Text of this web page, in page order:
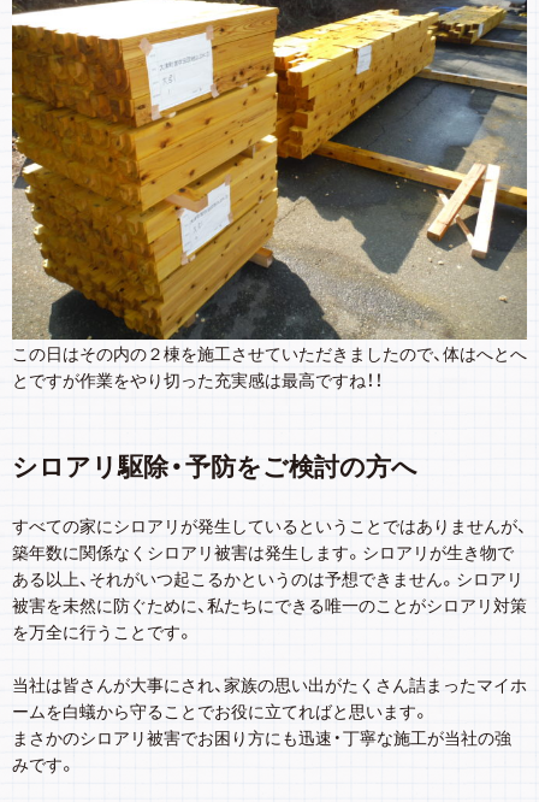
この日はその内の２棟を施工させていただきましたので、体はへとへ
とですが作業をやり切った充実感は最高ですね！！
シロアリ駆除・予防をご検討の方へ
すべての家にシロアリが発生しているということではありませんが、
築年数に関係なくシロアリ被害は発生します。シロアリが生き物で
ある以上、それがいつ起こるかというのは予想できません。シロアリ
被害を未然に防ぐために、私たちにできる唯一のことがシロアリ対策
を万全に行うことです。
当社は皆さんが大事にされ、家族の思い出がたくさん詰まったマイホ
ームを白蟻から守ることでお役に立てればと思います。
まさかのシロアリ被害でお困り方にも迅速・丁寧な施工が当社の強
みです。